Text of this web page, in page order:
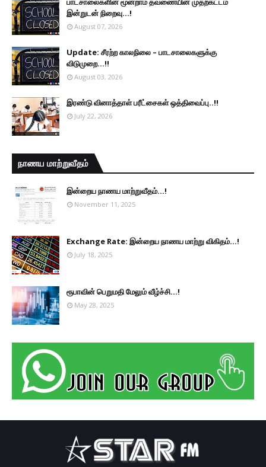
இன்றுடன் நிறைவு...!
August 07, 2026
Update: சீரற்ற காலநிலை – பாடசாலைகளுக்கு
விடுமுறை...!!
August 03, 2026
இரண்டு வினாத்தாள் பரீட்சைகள் ஒத்திவைப்பு..!!
July 22, 2026
நாணய மாற்றுவீதம்
இன்றைய நாணய மாற்றுவீதம்...!
November 11, 2025
Exchange Rate: இன்றைய நாணய மாற்று விகிதம்...!
July 18, 2025
ரூபாவின் பெறுமதி மேலும் வீழ்ச்சி...!
May 28, 2025